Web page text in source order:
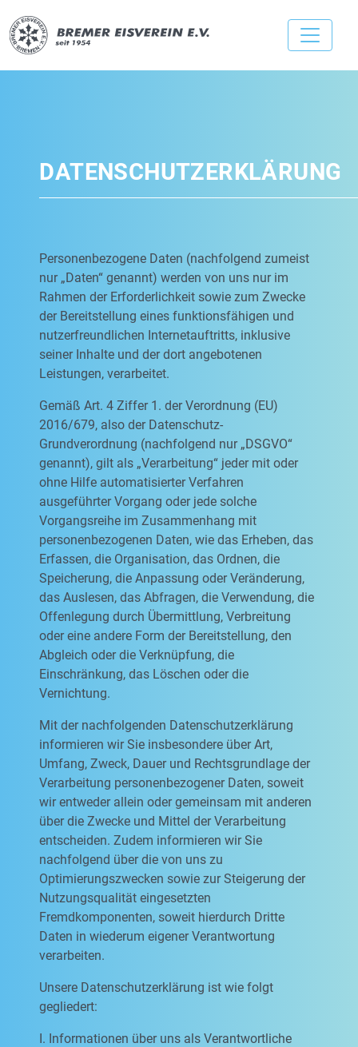
DATENSCHUTZERKLÄRUNG
Personenbezogene Daten (nachfolgend zumeist
nur „Daten“ genannt) werden von uns nur im
Rahmen der Erforderlichkeit sowie zum Zwecke
der Bereitstellung eines funktionsfähigen und
nutzerfreundlichen Internetauftritts, inklusive
seiner Inhalte und der dort angebotenen
Leistungen, verarbeitet.
Gemäß Art. 4 Ziffer 1. der Verordnung (EU)
2016/679, also der Datenschutz-
Grundverordnung (nachfolgend nur „DSGVO“
genannt), gilt als „Verarbeitung“ jeder mit oder
ohne Hilfe automatisierter Verfahren
ausgeführter Vorgang oder jede solche
Vorgangsreihe im Zusammenhang mit
personenbezogenen Daten, wie das Erheben, das
Erfassen, die Organisation, das Ordnen, die
Speicherung, die Anpassung oder Veränderung,
das Auslesen, das Abfragen, die Verwendung, die
Offenlegung durch Übermittlung, Verbreitung
oder eine andere Form der Bereitstellung, den
Abgleich oder die Verknüpfung, die
Einschränkung, das Löschen oder die
Vernichtung.
Mit der nachfolgenden Datenschutzerklärung
informieren wir Sie insbesondere über Art,
Umfang, Zweck, Dauer und Rechtsgrundlage der
Verarbeitung personenbezogener Daten, soweit
wir entweder allein oder gemeinsam mit anderen
über die Zwecke und Mittel der Verarbeitung
entscheiden. Zudem informieren wir Sie
nachfolgend über die von uns zu
Optimierungszwecken sowie zur Steigerung der
Nutzungsqualität eingesetzten
Fremdkomponenten, soweit hierdurch Dritte
Daten in wiederum eigener Verantwortung
verarbeiten.
Unsere Datenschutzerklärung ist wie folgt
gegliedert:
I. Informationen über uns als Verantwortliche